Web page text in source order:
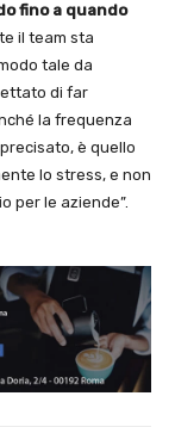
fino a quando
il team sta
tale da
di far
la frequenza
è quello
lo stress, e non
per le aziende”.